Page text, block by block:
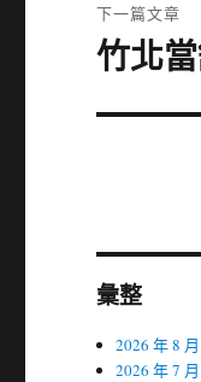
章:
下一篇文章
下
篇
竹北
彙整
2026 年 8 月
2026 年 7 月